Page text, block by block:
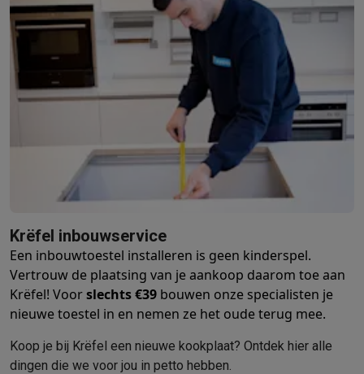
Krëfel inbouwservice
Een inbouwtoestel installeren is geen kinderspel.
Vertrouw de plaatsing van je aankoop daarom toe aan
Krëfel! Voorslechts €39 bouwen onze specialisten je
nieuwe toestel in en nemen ze het oude terug mee.
Koop je bij Krëfel een nieuwe kookplaat? Ontdek hier alle
dingen die we voor jou in petto hebben.